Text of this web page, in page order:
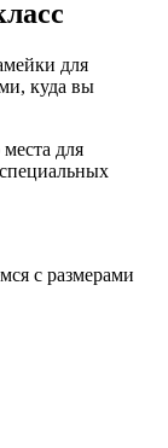
для
куда вы
для
с размерами